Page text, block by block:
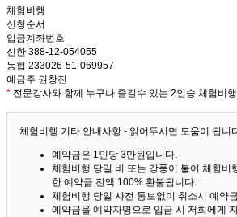
체험비행
신청순서
입금계좌번호
신한 388-12-054055
농협 233026-51-069957
예금주 권창진
* 전문강사와 함께 누구나 즐길수 있는 2인승 체험비
체험비행 기타 안내사항 - 읽어두시면 도움이 됩니
예약금은 1인당 3만원입니다.
체험비행 당일 비 또는 강풍이 불어 체험비
한 예약금 전액 100% 환불됩니다.
체험비행 당일 사전 통보없이 취소시 예약
예약금을 예약자명으로 입금 시 저희에게